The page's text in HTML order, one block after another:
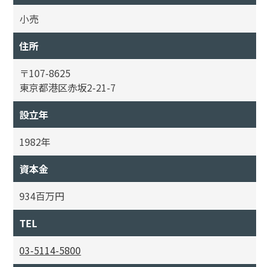
小売
住所
〒107-8625
東京都港区赤坂2-21-7
設立年
1982年
資本金
934百万円
TEL
03-5114-5800